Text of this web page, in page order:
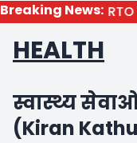
Breaking News:
RTO चालान के
HEALTH
स्वास्थ्य
(Kiran